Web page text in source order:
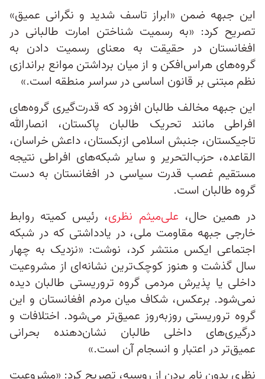
این جبهه ضمن «ابراز تاسف شدید و نگرانی عمیق»
تصریح کرد: «به رسمیت شناختن امارت طالبانی در
افغانستان در حقیقت به معنای رسمیت دادن به
گروه‌های هراس‌افکن و از میان برداشتن موانع براندازی
نظم مبتنی بر قانون اساسی در سراسر منطقه است.»
این جبهه مخالف طالبان افزود که قدرت‌گیری گروه‌های
افراطی مانند تحریک طالبان پاکستان، انصارالله
تاجیکستان، جنبش اسلامی ازبکستان، داعش خراسان،
القاعده، حزب‌التحریر و سایر شبکه‌های افراطی نتیجه
مستقیم غصب قدرت سیاسی در افغانستان به دست
گروه طالبان است.
در همین حال، علی‌میثم نظری، رئیس کمیته روابط
خارجی جبهه مقاومت ملی، در یادداشتی که در شبکه
اجتماعی ایکس منتشر کرد، نوشت: «نزدیک به چهار
سال گذشت و هنوز کوچک‌ترین نشانه‌ای از مشروعیت
داخلی یا پذیرش مردمی گروه تروریستی طالبان دیده
نمی‌شود. برعکس، شکاف میان مردم افغانستان و این
گروه تروریستی روزبه‌روز عمیق‌تر می‌شود. اختلافات و
درگیری‌های داخلی طالبان نشان‌دهنده بحرانی
عمیق‌تر در اعتبار و انسجام آن است.»